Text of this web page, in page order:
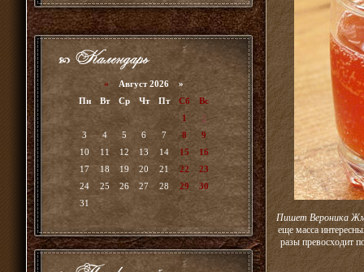
« Август 2026 »
Пн
Вт Ср Чт Пт Сб
Вс
1
2
3
4 5 6 7 8
9
10
11 12 13 14 15
16
17
18 19 20 21 22
23
24
25 26 27 28 29
30
31
Пишет Вероника
еще масса
разы превосходит